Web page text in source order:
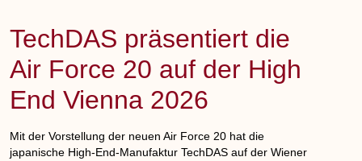
TechDAS präsentiert die
Air Force 20 auf der High
End Vienna 2026
Mit der Vorstellung der neuen Air Force 20 hat die
japanische High-End-Manufaktur TechDAS auf der Wiener